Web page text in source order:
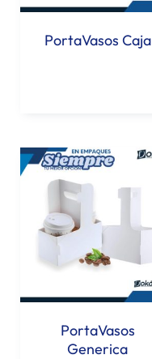
PortaVasos Caja
PortaVasos
Generica